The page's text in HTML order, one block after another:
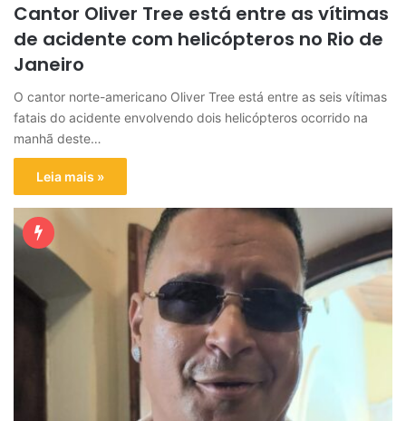
Cantor Oliver Tree está entre as vítimas
de acidente com helicópteros no Rio de
Janeiro
O cantor norte-americano Oliver Tree está entre as seis vítimas
fatais do acidente envolvendo dois helicópteros ocorrido na
manhã deste…
Leia mais »